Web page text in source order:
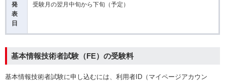
発
表
日
受験月の翌月中旬から下旬（予定）
基本情報技術者試験（FE）の受験料
基本情報技術者試験に申し込むには、利用者ID（マイページアカウン